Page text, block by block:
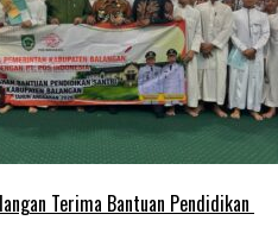
Terima Bantuan Pendidikan